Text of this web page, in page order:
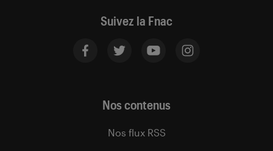
Suivez la Fnac
Nos contenus
Nos flux RSS